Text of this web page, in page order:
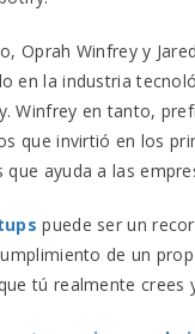
Oprah Winfrey y
en la industria
Winfrey en tanto,
que invirtió en los
ayuda a las
puede ser un
de un
tú realmente crees